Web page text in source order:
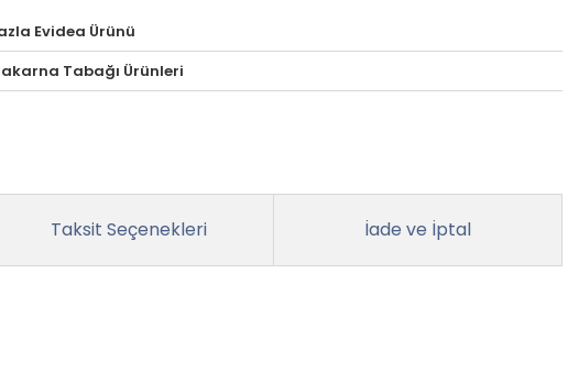
Evidea Ürünü
Tabağı Ürünleri
Taksit Seçenekleri İade ve İptal